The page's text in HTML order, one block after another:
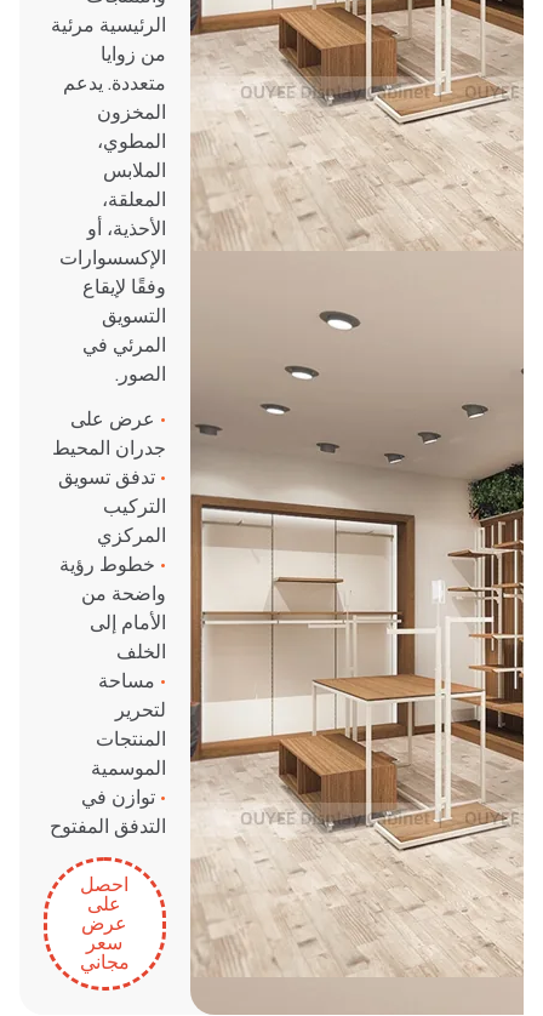
الرئيسية مرئية
من زوايا
متعددة. يدعم
المخزون
المطوي،
الملابس
المعلقة،
الأحذية، أو
الإكسسوارات
وفقًا لإيقاع
التسويق
المرئي في
الصور.
• عرض على
جدران المحيط
• تدفق تسويق
التركيب
المركزي
• خطوط رؤية
واضحة من
الأمام إلى
الخلف
• مساحة
لتحرير
المنتجات
الموسمية
• توازن في
التدفق المفتوح
احصل
على
عرض
سعر
مجاني